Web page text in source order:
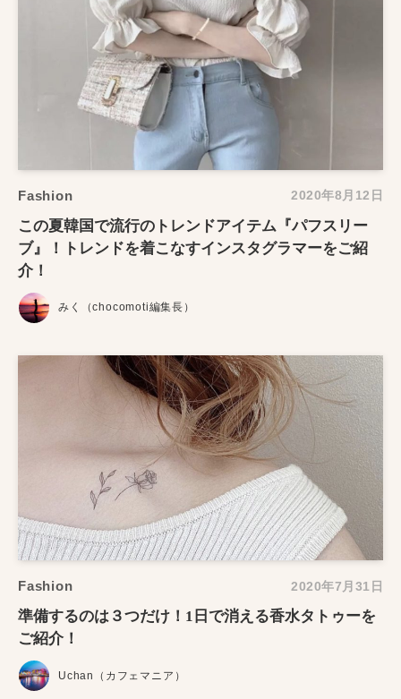
Fashion 2020年8月12日
この夏韓国で流行のトレンドアイテム『パフスリー
ブ』！トレンドを着こなすインスタグラマーをご紹
介！
みく（chocomoti編集長）
Fashion 2020年7月31日
準備するのは３つだけ！1日で消える香水タトゥーを
ご紹介！
Uchan（カフェマニア）